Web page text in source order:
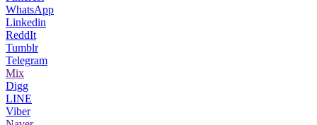
WhatsApp
Linkedin
ReddIt
Tumblr
Telegram
Mix
Digg
LINE
Viber